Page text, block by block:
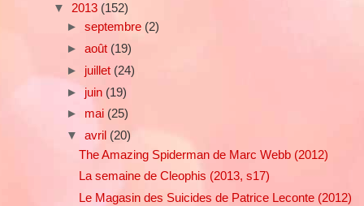
▼ 2013 (152)
► septembre (2)
► août (19)
► juillet (24)
► juin (19)
► mai (25)
▼
avril (20)
The Amazing Spiderman de Marc Webb (2012)
La semaine de Cleophis (2013, s17)
Le Magasin des Suicides de Patrice Leconte (2012)